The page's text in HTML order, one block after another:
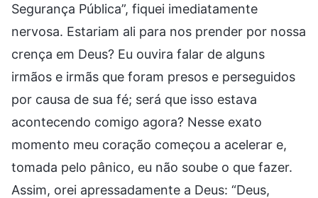
Segurança Pública”, fiquei imediatamente
nervosa. Estariam ali para nos prender por nossa
crença em Deus? Eu ouvira falar de alguns
irmãos e irmãs que foram presos e perseguidos
por causa de sua fé; será que isso estava
acontecendo comigo agora? Nesse exato
momento meu coração começou a acelerar e,
tomada pelo pânico, eu não soube o que fazer.
Assim, orei apressadamente a Deus: “Deus,